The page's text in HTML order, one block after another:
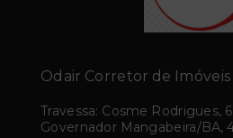
Odair Corretor de Imóveis
Travessa: Cosme Rodrigues,
Governador Mangabeira/BA,